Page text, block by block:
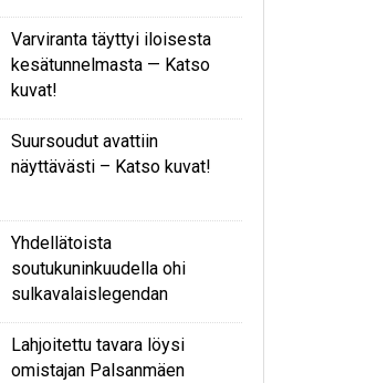
Varviranta täyttyi iloisesta
kesätunnelmasta — Katso
kuvat!
Suursoudut avattiin
näyttävästi – Katso kuvat!
Yhdellätoista
soutukuninkuudella ohi
sulkavalaislegendan
Lahjoitettu tavara löysi
omistajan Palsanmäen